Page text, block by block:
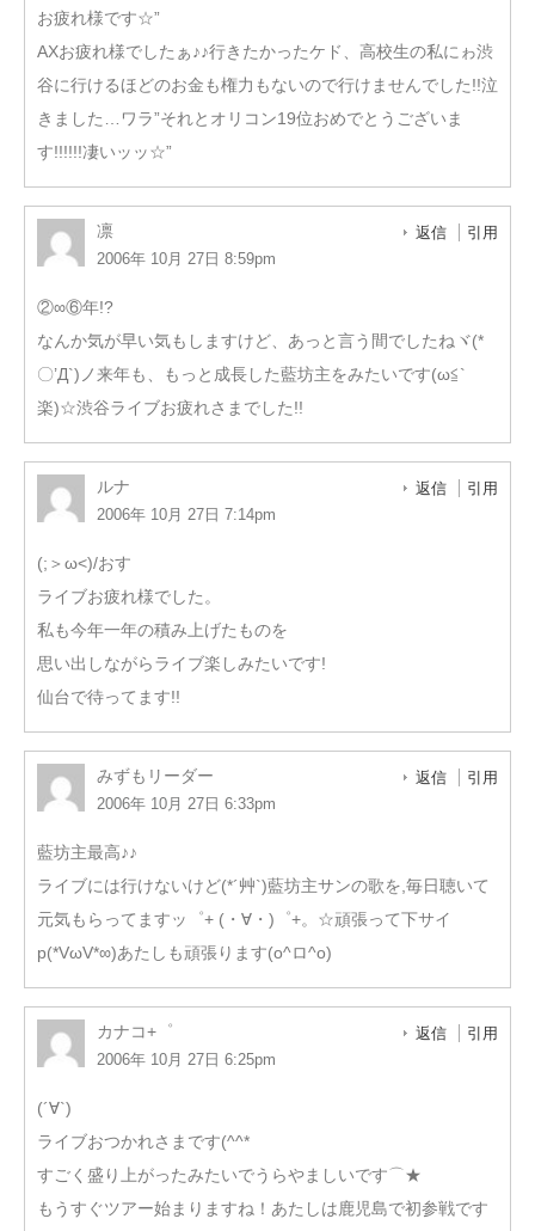
お疲れ様です☆”
AXお疲れ様でしたぁ♪♪行きたかったケド、高校生の私にゎ渋
谷に行けるほどのお金も権力もないので行けませんでした!!泣
きました…ワラ”それとオリコン19位おめでとうございま
す!!!!!!凄いッッ☆”
凛
2006年 10月 27日 8:59pm
返信 引用
②∞⑥年!?
なんか気が早い気もしますけど、あっと言う間でしたねヾ(*
〇’Д`)ノ来年も、もっと成長した藍坊主をみたいです(ω≦`
楽)☆渋谷ライブお疲れさまでした!!
ルナ
2006年 10月 27日 7:14pm
返信 引用
(;＞ω<)/おす
ライブお疲れ様でした。
私も今年一年の積み上げたものを
思い出しながらライブ楽しみたいです!
仙台で待ってます!!
みずもリーダー
2006年 10月 27日 6:33pm
返信 引用
藍坊主最高♪♪
ライブには行けないけど(*´艸`)藍坊主サンの歌を,毎日聴いて
元気もらってますッ゜+ (・∀・)゜+。☆頑張って下サイ
p(*VωV*∞)あたしも頑張ります(o^ロ^o)
カナコ+゜
2006年 10月 27日 6:25pm
返信 引用
(´∀`)
ライブおつかれさまです(^^*
すごく盛り上がったみたいでうらやましいです⌒★
もうすぐツアー始まりますね！あたしは鹿児島で初参戦です